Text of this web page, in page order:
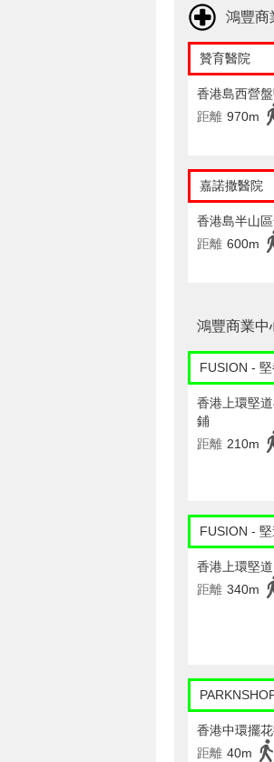
鴻豐商
贊育醫院
香港島西營
距離 970m
嘉諾撒醫院
香港島半山
距離 600m
鴻豐商業中
FUSION -
香港上環堅
鋪
距離 210m
FUSION -
香港上環堅
距離 340m
香港中環擺
距離 40m